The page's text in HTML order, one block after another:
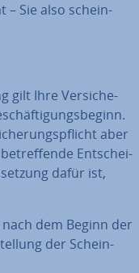
– Sie also schein­
gilt Ihre Ver­si­che­
aber
Ent­schei­
dafür ist,
dem Beginn der
der Schein­